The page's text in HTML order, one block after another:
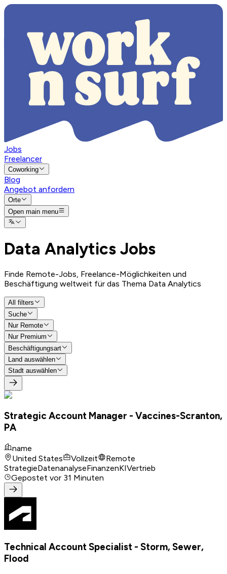
Jobs
Freelancer
Coworking
Blog
Angebot anfordern
Orte
Open main menu
Data Analytics Jobs
Finde Remote-Jobs, Freelance-Möglichkeiten und
Beschäftigung weltweit für das Thema Data Analytics
All filters
Suche
Nur Remote
Nur Premium
Beschäftigungsart
Land auswählen
Stadt auswählen
Strategic Account Manager - Vaccines-Scranton,
PA
name
United States
Vollzeit
Remote
StrategieDatenanalyseFinanzenKIVertrieb
Gepostet vor 31 Minuten
Technical Account Specialist - Storm, Sewer,
Flood